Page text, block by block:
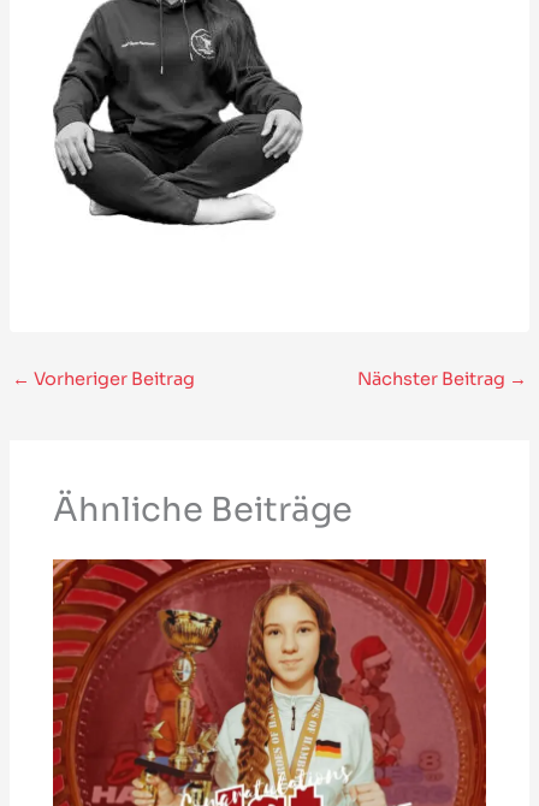
← Vorheriger Beitrag Nächster Beitrag →
Ähnliche Beiträge